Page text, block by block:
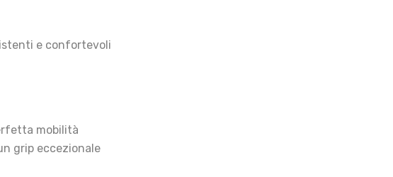
e confortevoli
mobilità
grip eccezionale